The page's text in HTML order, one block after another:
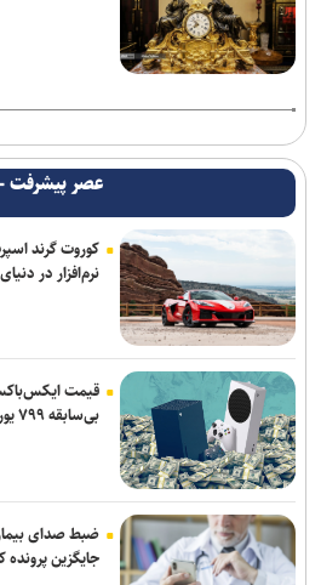
عصر پیشرفت
نرم‌افزار در
قیمت
بی‌سابقه ۷۹۹ یورو رسید
ضبط صدای
جایگزین